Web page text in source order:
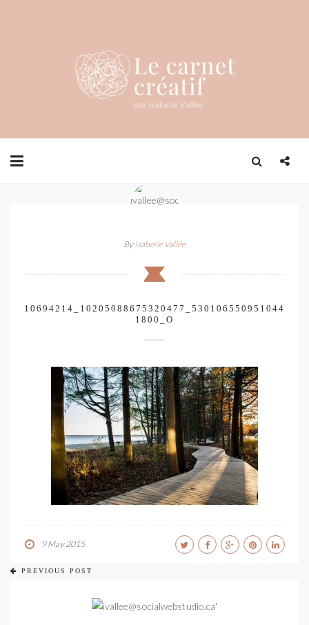
ByIsabelle Vallée
10694214_10205088675320477_530106550951044
1800_O
9 May 2015
PREVIOUS POST